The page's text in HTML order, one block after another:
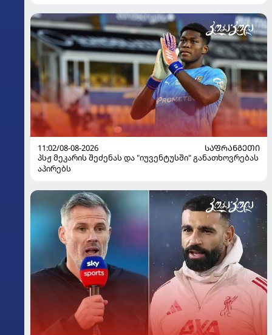
11:02/08-08-2026
ᲡᲐᲤᲠᲐᲜᲒᲔᲗᲘ
პსჟ მეკარის შეძენას და "იუვენტუსში" განათხოვრებას
აპირებს